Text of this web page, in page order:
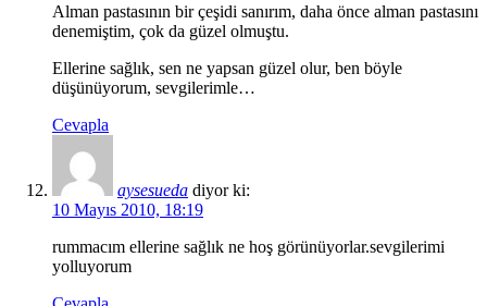
Alman pastasının bir çeşidi sanırım, daha önce alman pastasını
denemiştim, çok da güzel olmuştu.
Ellerine sağlık, sen ne yapsan güzel olur, ben böyle
düşünüyorum, sevgilerimle…
Cevapla
aysesueda diyor ki:
10 Mayıs 2010, 18:19
rummacım ellerine sağlık ne hoş görünüyorlar.sevgilerimi
yolluyorum